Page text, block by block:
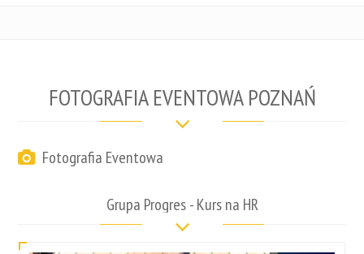
FOTOGRAFIA EVENTOWA POZNAŃ
Fotografia Eventowa
Grupa Progres - Kurs na HR